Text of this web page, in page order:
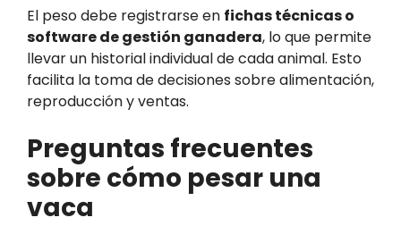
El peso debe registrarse en fichas técnicas o
software de gestión ganadera, lo que permite
llevar un historial individual de cada animal. Esto
facilita la toma de decisiones sobre alimentación,
reproducción y ventas.
Preguntas frecuentes
sobre cómo pesar una
vaca